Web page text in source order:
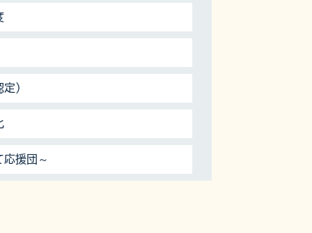
）
応援団～